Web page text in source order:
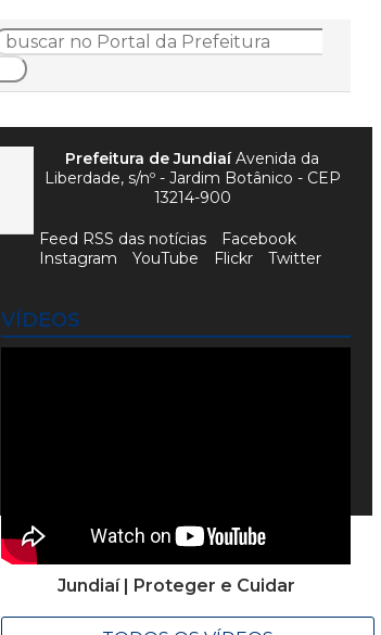
VÍDEOS
Jundiaí | Proteger e Cuidar
Prefeitura de JundiaíAvenida da
Liberdade, s/nº - Jardim Botânico - CEP
13214-900
Feed RSS das notícias
Facebook
Instagram
YouTube Flickr Twitter